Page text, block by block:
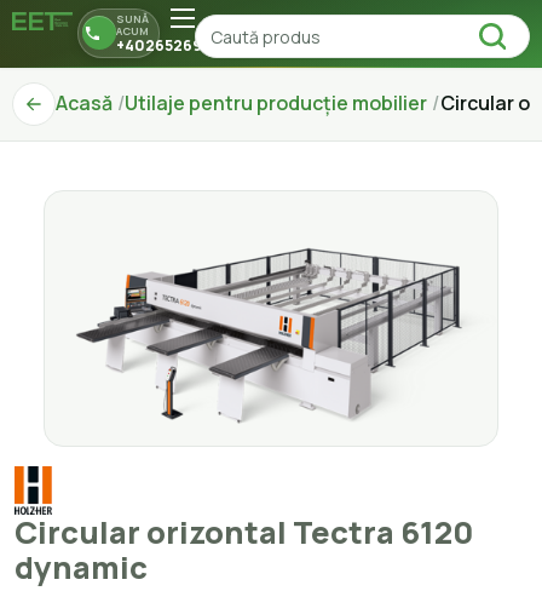
SUNĂ
ACUM
+40265269150
Acasă Utilaje pentru producție mobilier Circular
Circular orizontal Tectra 6120
dynamic